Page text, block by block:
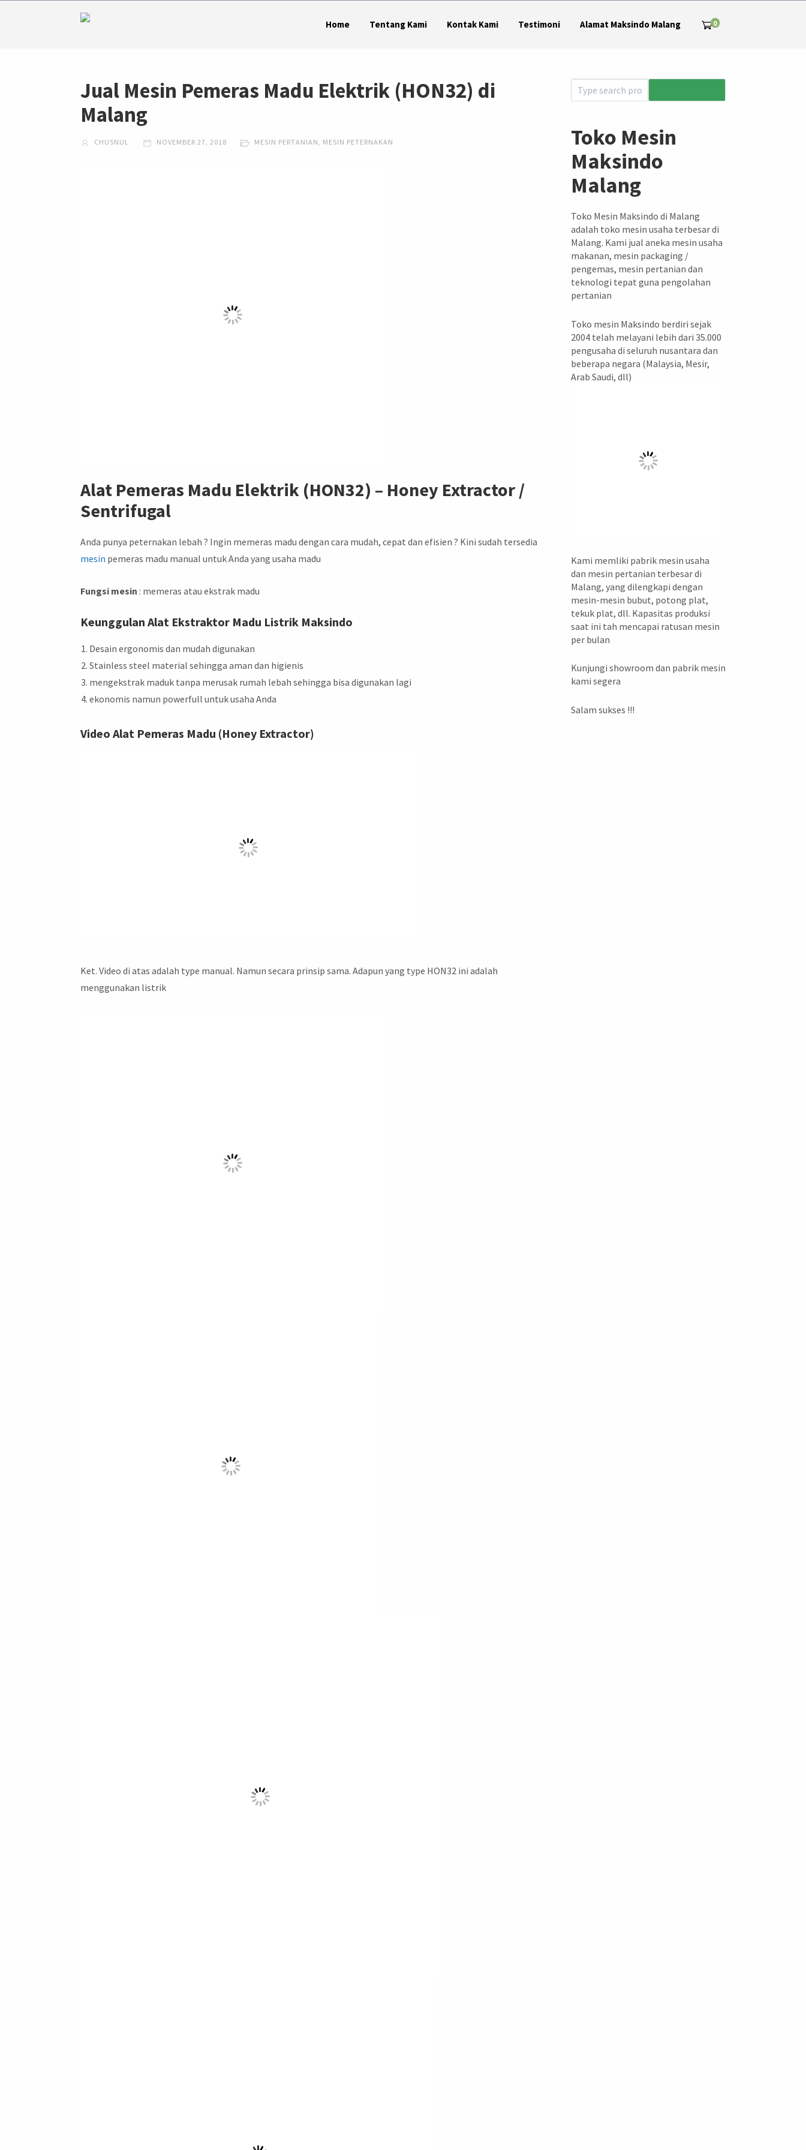
Home Tentang Kami Kontak Kami Testimoni Alamat Maksindo Malang 0
Jual Mesin Pemeras Madu Elektrik (HON32) di
Malang
CHUSNUL NOVEMBER 27, 2018 MESIN PERTANIAN, MESIN PETERNAKAN
Alat Pemeras Madu Elektrik (HON32) – Honey Extractor /
Sentrifugal
Anda punya peternakan lebah ? Ingin memeras madu dengan cara mudah, cepat dan efisien ? Kini sudah tersedia
mesin pemeras madu manual untuk Anda yang usaha madu
Fungsi mesin : memeras atau ekstrak madu
Keunggulan Alat Ekstraktor Madu Listrik Maksindo
Desain ergonomis dan mudah digunakan
Stainless steel material sehingga aman dan higienis
mengekstrak maduk tanpa merusak rumah lebah sehingga bisa digunakan lagi
ekonomis namun powerfull untuk usaha Anda
Video Alat Pemeras Madu (Honey Extractor)
Ket. Video di atas adalah type manual. Namun secara prinsip sama. Adapun yang type HON32 ini adalah
menggunakan listrik
Toko Mesin
Maksindo
Malang
Toko Mesin Maksindo di Malang
adalah toko mesin usaha terbesar di
Malang. Kami jual aneka mesin usaha
makanan, mesin packaging /
pengemas, mesin pertanian dan
teknologi tepat guna pengolahan
pertanian
Toko mesin Maksindo berdiri sejak
2004 telah melayani lebih dari 35.000
pengusaha di seluruh nusantara dan
beberapa negara (Malaysia, Mesir,
Arab Saudi, dll)
Kami memliki pabrik mesin usaha
dan mesin pertanian terbesar di
Malang, yang dilengkapi dengan
mesin-mesin bubut, potong plat,
tekuk plat, dll. Kapasitas produksi
saat ini tah mencapai ratusan mesin
per bulan
Kunjungi showroom dan pabrik mesin
kami segera
Salam sukses !!!